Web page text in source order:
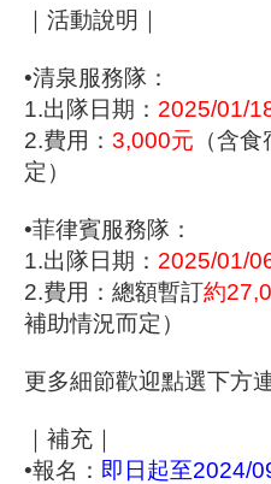
｜活動說明｜
•清泉服務隊：
1.出隊日期： 2025/01/
2.費用： 3,000元 （含
定）
•菲律賓服務隊：
1.出隊日期： 2025/01/
2.費用：總額暫訂約
補助情況而定）
更多細節歡迎點選下方
｜補充｜
•報名： 即日起至2024/